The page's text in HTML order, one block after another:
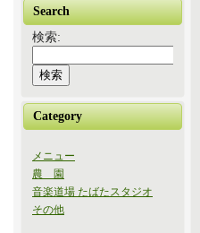
Search
検索:
Category
メニュー
農 園
音楽道場 たばたスタジオ
その他